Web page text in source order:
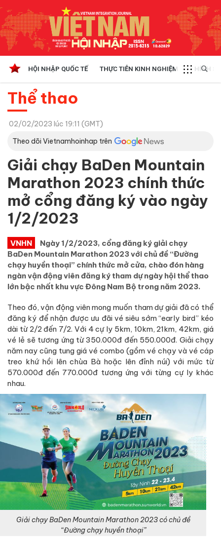
HỘI NHẬP QUỐC TẾ THỰC TIỄN KINH NGHIỆM CHÍNH
Thể thao
02/02/2023 lúc 19:11 (GMT)
Theo dõi Vietnamhoinhap trên
Giải chạy BaDen Mountain
Marathon 2023 chính thức
mở cổng đăng ký vào ngày
1/2/2023
VNHN
Ngày 1/2/2023, cổng đăng ký giải chạy
BaDen Mountain Marathon 2023 với chủ đề “Đường
chạy huyền thoại” chính thức mở cửa, chào đón hàng
ngàn vận động viên đăng ký tham dự ngày hội thể thao
lớn bậc nhất khu vực Đông Nam Bộ trong năm 2023.
Theo đó, vận động viên mong muốn tham dự giải đã có thể
đăng ký để nhận được ưu đãi vé siêu sớm “early bird” kéo
dài từ 2/2 đến 7/2. Với 4 cự ly 5km, 10km, 21km, 42km, giá
vé lẻ sẽ tương ứng từ 350.000đ đến 550.000đ. Giải chạy
năm nay cũng tung giá vé combo (gồm vé chạy và vé cáp
treo khứ hồi lên chùa Bà hoặc lên đỉnh núi) với mức từ
570.000đ đến 770.000đ tương ứng với từng cự ly khác
nhau.
Giải chạy BaDen Mountain Marathon 2023 có chủ đề
“Đường chạy huyền thoại”